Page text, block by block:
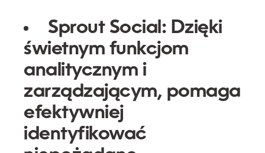
Sprout Social: Dzięki
świetnym funkcjom
analitycznym i
zarządzającym, pomaga
efektywniej
identyfikować